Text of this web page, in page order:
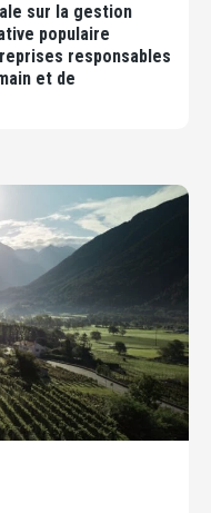
sur la gestion
populaire
responsables
et de